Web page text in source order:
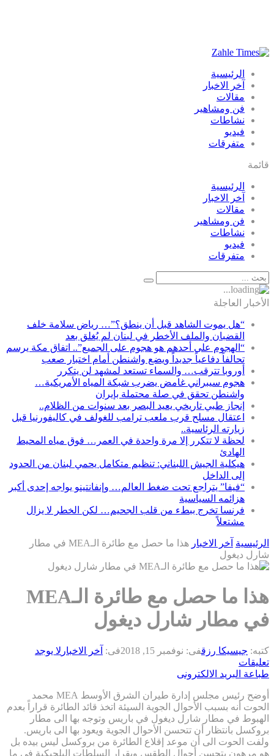
الرئيسية
آخر الاخبار
مقالات
فن ومشاهير
نشاطات
فيديو
متفرقات
قائمة
الرئيسية
آخر الاخبار
مقالات
فن ومشاهير
نشاطات
فيديو
متفرقات
الأخبار العاجلة
“هل يموت الشاهد قبل أن ينطق؟”… رياض سلامة خلف
القضبان والملف الأخطر في لبنان لم يُغلق بعد
“الهجوم على أحدهم هو هجوم على الجميع”.. اتفاق مكة يرسم
تحالفاً دفاعياً جديداً ويضع واشنطن أمام اختبار صعب
أوروبا تترقب… والسماء تستعد لمشهد لن يتكرر
هجوم سيبراني غامض يضرب شبكة المياه الأمريكية…
واشنطن تحقق في صلة محتملة بإيران
إنجاز طبي تاريخي يعيد البصر بعد سنوات من الظلام..
اعتقال مسلح قرب ملعب ترامب للغولف في كاليفورنيا قبل
زيارته الرئاسية..
لحظة لا تتكرر إلا مرة واحدة في العمر… فوق مياه المحيط
الهادئ
هيكلية الجيش اللبناني: تنظيم متكامل يحمي لبنان من الحدود
إلى الداخل
“فيفا” يتراجع تحت ضغط العالم… وإنفانتينو يواجه إحدى أكبر
هزائمه السياسية
فرنسا تخرج ببطء من قلب الجحيم… لكن الخطر لا يزال
مشتعلاً
الرئيسية آخر الاخبار
هذا ما حصل مع طائرة الـMEA في مطار
شارل ديغول
هذا ما حصل مع طائرة الـMEA
في مطار شارل ديغول
كتبه: جيسيكا رزقفى: نوفمبر 15, 2018 فى: آخر الاخبار لا يوجد
تعليقات
طباعة البريد الالكترونى
أوضح رئيس مجلس إدارة طيران الشرق الأوسط MEA محمد
الحوت أنه بسبب الأحوال الجوية السيئة اتخذ قائد الطائرة قراراً بعدم
الهبوط في مطار شارل ديغول في باريس وتوجه بها الى مطار
بروكسل بانتظار أن تتحسن الأحوال الجوية ويعود بها الى باريس.
ولفت الحوت الى أن موعد إقلاع الطائرة من بروكسل ليس بيده بل
هو مرهون بتحسن أحوال الطقس وبقرار السلطات البلجيكية في ما